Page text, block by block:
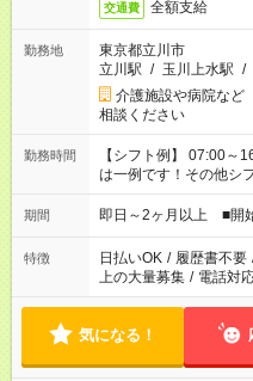
交通費 全額支給
勤務地
東京都立川市
立川駅 / 玉川上水駅 /
介護施設や病院な
相談ください
勤務時間
【シフト例】 07:00～
は一例です！その他シ
期間 即日～2ヶ月以上 ■開
特徴 日払いOK / 履歴書不要
上の大量募集 / 電話対
気になる！